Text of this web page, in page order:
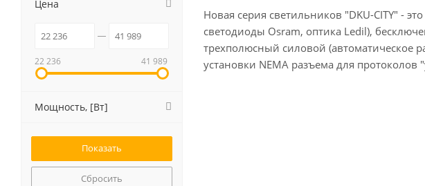
Новая серия светильников "DKU-CITY" -
светодиоды Osram, оптика Ledil),
трехполюсный силовой (автоматическое
установки NEMA разъема для
Цена
22 236 41 989
Мощность, [Вт]
Сбросить